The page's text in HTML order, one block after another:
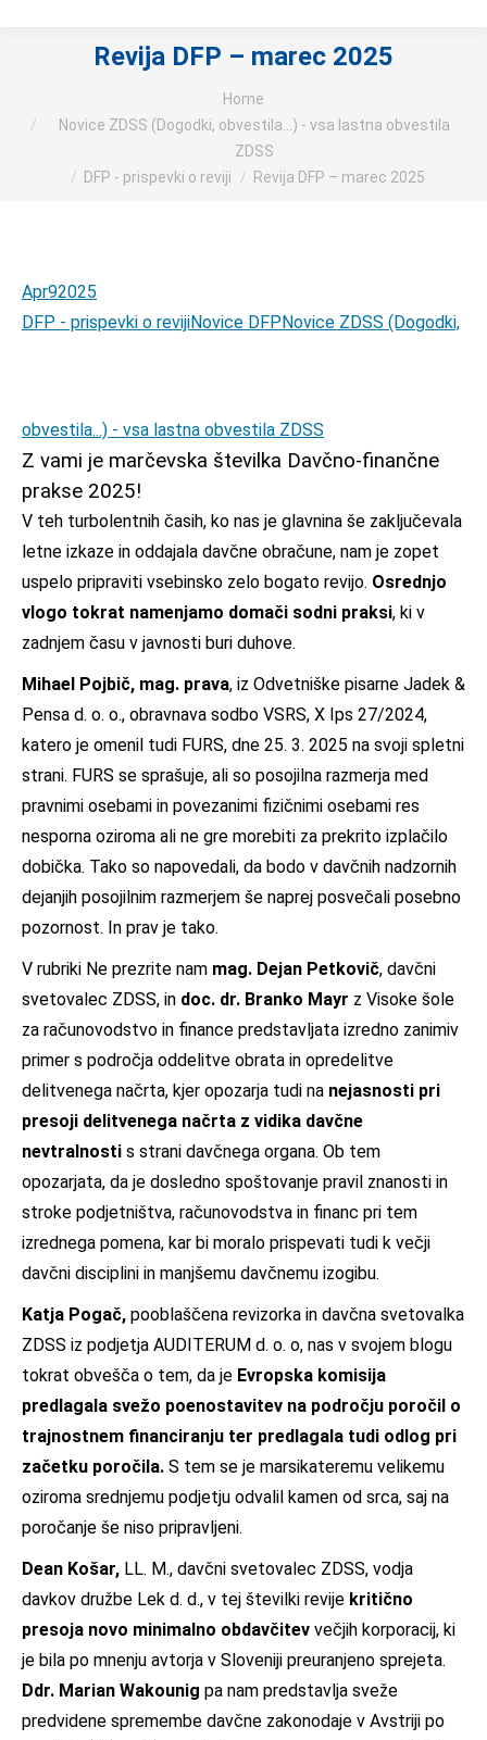
Revija DFP – marec 2025
Home
Novice ZDSS (Dogodki, obvestila...) - vsa lastna obvestila
ZDSS
DFP - prispevki o reviji
Revija DFP – marec 2025
Apr92025
DFP - prispevki o revijiNovice DFPNovice ZDSS (Dogodki,
obvestila...) - vsa lastna obvestila ZDSS
Z vami je marčevska številka Davčno-finančne
prakse 2025!
V teh turbolentnih časih, ko nas je glavnina še zaključevala
letne izkaze in oddajala davčne obračune, nam je zopet
uspelo pripraviti vsebinsko zelo bogato revijo. Osrednjo
vlogo tokrat namenjamo domači sodni praksi, ki v
zadnjem času v javnosti buri duhove.
Mihael Pojbič, mag. prava, iz Odvetniške pisarne Jadek &
Pensa d. o. o., obravnava sodbo VSRS, X Ips 27/2024,
katero je omenil tudi FURS, dne 25. 3. 2025 na svoji spletni
strani. FURS se sprašuje, ali so posojilna razmerja med
pravnimi osebami in povezanimi fizičnimi osebami res
nesporna oziroma ali ne gre morebiti za prekrito izplačilo
dobička. Tako so napovedali, da bodo v davčnih nadzornih
dejanjih posojilnim razmerjem še naprej posvečali posebno
pozornost. In prav je tako.
V rubriki Ne prezrite nam mag. Dejan Petkovič, davčni
svetovalec ZDSS, in doc. dr. Branko Mayr z Visoke šole
za računovodstvo in finance predstavljata izredno zanimiv
primer s področja oddelitve obrata in opredelitve
delitvenega načrta, kjer opozarja tudi na nejasnosti pri
presoji delitvenega načrta z vidika davčne
nevtralnosti s strani davčnega organa. Ob tem
opozarjata, da je dosledno spoštovanje pravil znanosti in
stroke podjetništva, računovodstva in financ pri tem
izrednega pomena, kar bi moralo prispevati tudi k večji
davčni disciplini in manjšemu davčnemu izogibu.
Katja Pogač, pooblaščena revizorka in davčna svetovalka
ZDSS iz podjetja AUDITERUM d. o. o, nas v svojem blogu
tokrat obvešča o tem, da je Evropska komisija
predlagala svežo poenostavitev na področju poročil o
trajnostnem financiranju ter predlagala tudi odlog pri
začetku poročila. S tem se je marsikateremu velikemu
oziroma srednjemu podjetju odvalil kamen od srca, saj na
poročanje še niso pripravljeni.
Dean Košar, LL. M., davčni svetovalec ZDSS, vodja
davkov družbe Lek d. d., v tej številki revije kritično
presoja novo minimalno obdavčitev večjih korporacij, ki
je bila po mnenju avtorja v Sloveniji preuranjeno sprejeta.
Ddr. Marian Wakounig pa nam predstavlja sveže
predvidene spremembe davčne zakonodaje v Avstriji po